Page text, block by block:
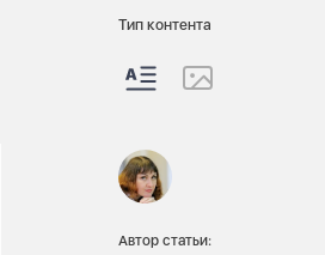
Тип контента
Автор статьи: